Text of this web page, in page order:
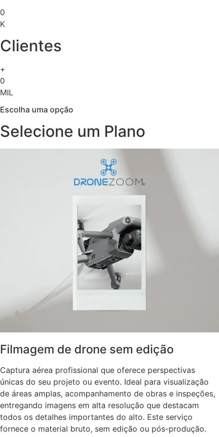
0
K
Clientes
+
0
MIL
Escolha uma opção
Selecione um Plano
Filmagem de drone sem edição
Captura aérea profissional que oferece perspectivas
únicas do seu projeto ou evento. Ideal para visualização
de áreas amplas, acompanhamento de obras e inspeções,
entregando imagens em alta resolução que destacam
todos os detalhes importantes do alto. Este serviço
fornece o material bruto, sem edição ou pós-produção.